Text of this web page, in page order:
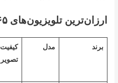
ارزان‌ترین تلویزیون‌های ۶۵ اینچ بازار
برند مدل
کیفیت
تصویر